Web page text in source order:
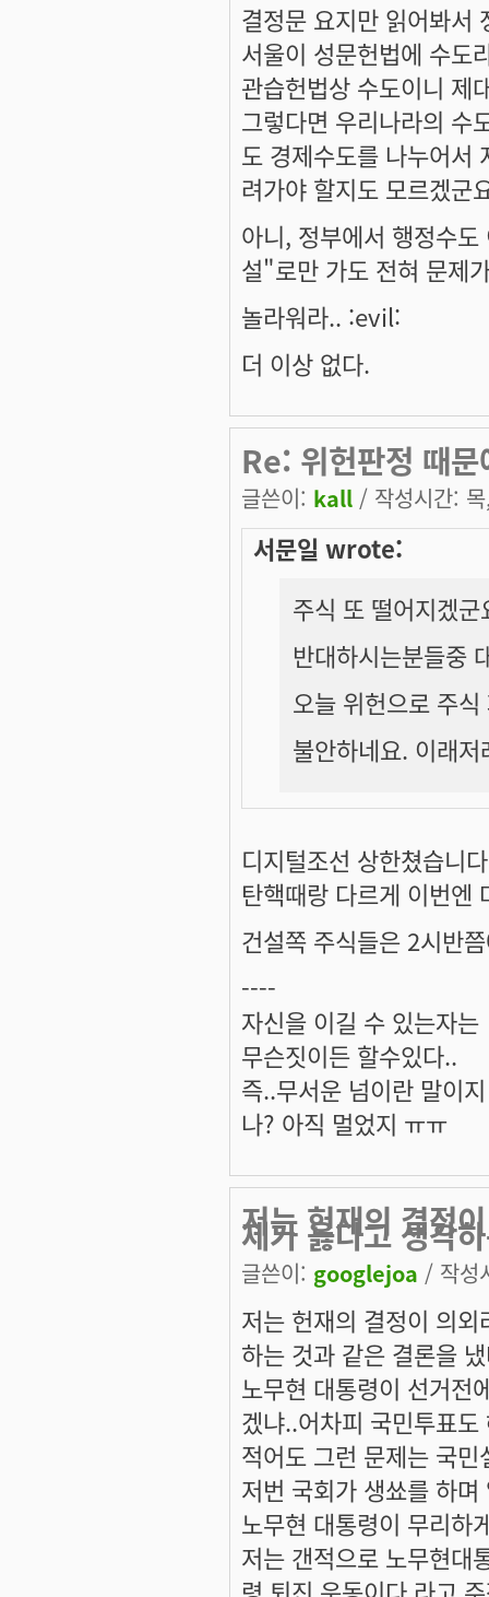
결정문 요지만 읽어봐서
서울이 성문헌법에 수도
관습헌법상 수도이니 제
그렇다면 우리나라의 수
도 경제수도를 나누어서
려가야 할지도 모르겠군
아니, 정부에서 행정수
설"로만 가도 전혀 문제
놀라워라.. :evil:
더 이상 없다.
Re: 위헌판정 때
글쓴이: kall / 작성시간:
서문일 wrote:
주식 또 떨어지겠
반대하시는분들중
오늘 위헌으로 주
불안하네요. 이래저
디지털조선 상한쳤습니
탄핵때랑 다르게 이번엔
건설쪽 주식들은 2시반
----
자신을 이길 수 있는자는
무슨짓이든 할수있다..
즉..무서운 넘이란 말이
나? 아직 멀었지 ㅠㅠ
저는 헌재의 결정
제가 옳다고 생각
글쓴이: googlejoa / 작성
저는 헌재의 결정이 의
하는 것과 같은 결론을
노무현 대통령이 선거전
겠냐..어차피 국민투표
적어도 그런 문제는 국
저번 국회가 생쑈를 하
노무현 대통령이 무리하
저는 갠적으로 노무현대